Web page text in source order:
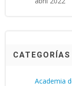
CATEGORÍAS
Academia